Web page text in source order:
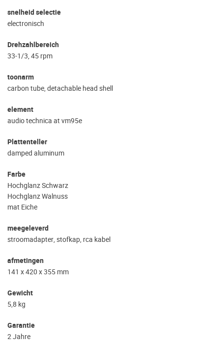
snelheid selectie
electronisch
Drehzahlbereich
33-1/3, 45 rpm
toonarm
carbon tube, detachable head shell
element
audio technica at vm95e
Plattenteller
damped aluminum
Farbe
Hochglanz Schwarz
Hochglanz Walnuss
mat Eiche
meegeleverd
stroomadapter, stofkap, rca kabel
afmetingen
141 x 420 x 355 mm
Gewicht
5,8 kg
Garantie
2 Jahre